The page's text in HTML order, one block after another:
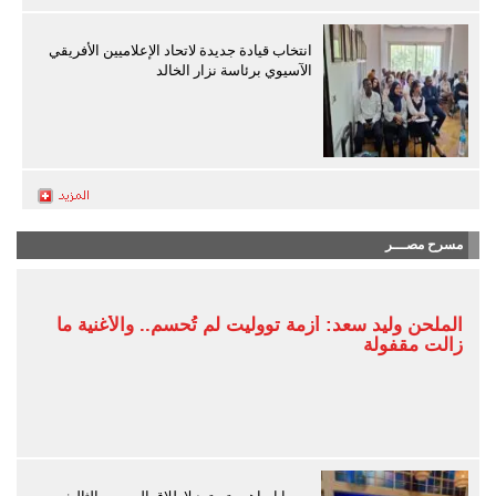
انتخاب قيادة جديدة لاتحاد الإعلاميين الأفريقي
الآسيوي برئاسة نزار الخالد
مسرح مصـــر
الملحن وليد سعد: أزمة تووليت لم تُحسم.. والأغنية ما
زالت مقفولة